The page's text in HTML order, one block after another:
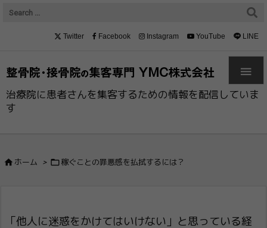
治療院に患者さんを集客するための情報を配信していま
す

Twitter Facebook Instagram YouTube LINE
 ホーム >  稼ぐことの罪悪感を払拭するには？
「他人に迷惑をかけてはいけない」と思っている経